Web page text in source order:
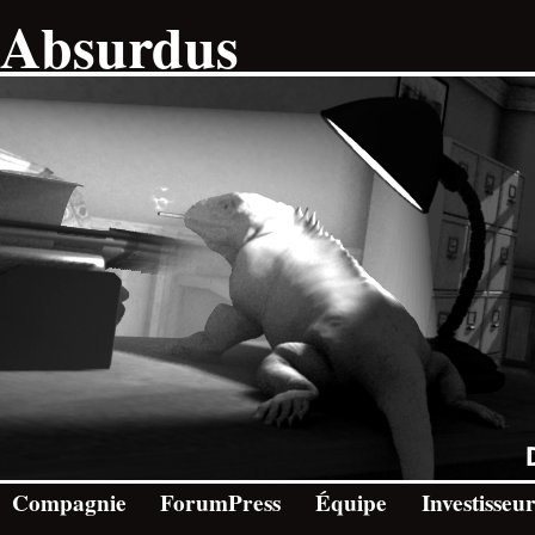
Absurdus
Compagnie ForumPress Équipe